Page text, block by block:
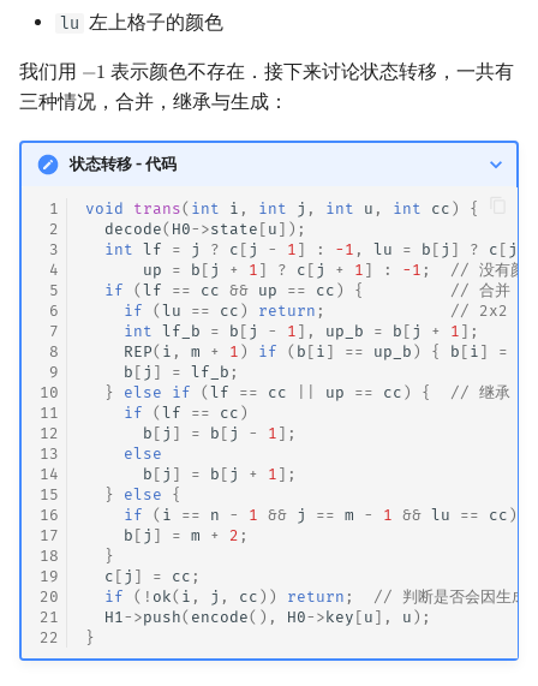
lu 左上格子的颜色
我们用 −1
−1 表示颜色不存在．接下来讨论状态转移，一共有
三种情况，合并，继承与生成：
状态转移 - 代码
1
2
3
4
5
6
7
8
9
10
11
12
13
14
15
16
17
18
19
20
21
22
void trans( int i , int j , int u , int cc )
{
decode( H0->state [ u ]);
int
lf = j ? c [ j - 1 ] : -1 , lu = b [ j ] ? c [ j
up
= b [ j + 1 ] ? c [ j + 1 ] : -1 ;
// 没有颜色
if
(lf == cc && up == cc ) {
// 合并
if
(lu == cc ) return ;
// 2x2 子
int
lf_b = b [ j - 1 ], up_b = b [ j + 1 ];
REP( i , m + 1 ) if ( b [ i ] == up_b ) { b [ i ] =
b [ j ] = lf_b ;
}
else if (lf == cc up == cc ) {
// 继承
if
(lf == cc )
b [ j ] = b [ j - 1 ];
else
b [ j ] = b [ j + 1 ];
}
else
{
if
( i == n - 1 && j == m - 1 && lu == cc )
b [ j ] = m + 2 ;
}
c [ j ] = cc ;
if
( ! ok( i , j , cc )) return ;
// 判断是否会因生成
H1 ->push( encode(), H0->key [ u ], u );
}